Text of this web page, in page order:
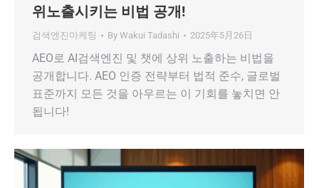
위노출시키는 비법 공개!
검색엔진마케팅 By Wakui Tadashi 2025年5月26日
AEO로 AI검색엔진 및 챗에 상위 노출하는 비법을
공개합니다. AEO 인증 전략부터 법적 준수, 글로벌
표준까지 모든 것을 아우르는 이 기회를 놓치면 안
됩니다!